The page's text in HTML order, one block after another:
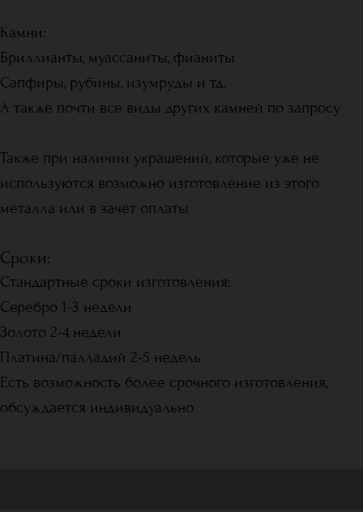
Камни:
Бриллианты, муассаниты, фианиты
Сапфиры, рубины, изумруды и тд.
А также почти все виды других камней по запросу
Также при наличии украшений, которые уже не
используются возможно изготовление из этого
металла или в зачет оплаты
Сроки:
Стандартные сроки изготовления:
Серебро 1-3 недели
Золото 2-4 недели
Платина/палладий 2-5 недель
Есть возможность более срочного изготовления,
обсуждается индивидуально